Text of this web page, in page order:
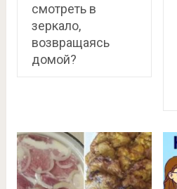
смотреть в
зеркало,
возвращаясь
домой?